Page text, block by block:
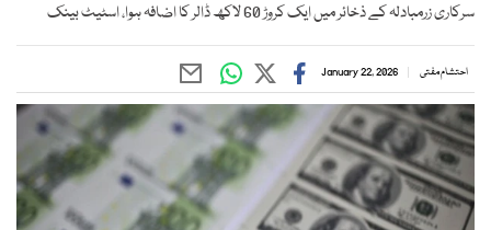
سرکاری زرمبادلہ کے ذخائر میں ایک کروڑ 60 لاکھ ڈالر کا اضافہ ہوا، اسٹیٹ بینک
احتشام مفتی January 22, 2026